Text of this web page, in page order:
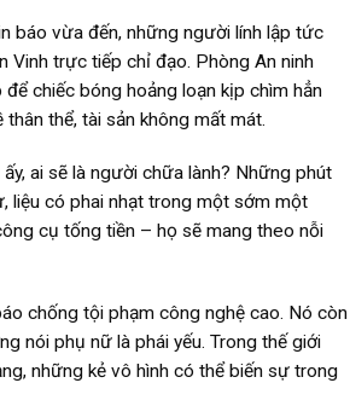
báo vừa đến, những người lính lập tức
Vinh trực tiếp chỉ đạo. Phòng An ninh
chiếc bóng hoảng loạn kịp chìm hẳn
thể, tài sản không mất mát.
ai sẽ là người chữa lành? Những phút
liệu có phai nhạt trong một sớm một
cụ tống tiền – họ sẽ mang theo nỗi
chống tội phạm công nghệ cao. Nó còn
nói phụ nữ là phái yếu. Trong thế giới
những kẻ vô hình có thể biến sự trong